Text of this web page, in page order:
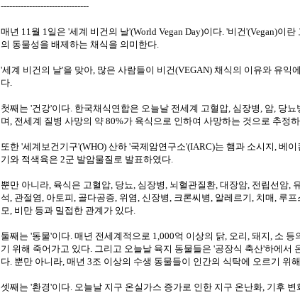
-------------------------------
매년 11월 1일은 '세계 비건의 날'(World Vegan Day)이다. '비건'(Vegan)이
의 동물성을 배제하는 채식을 의미한다.
'세계 비건의 날'을 맞아, 많은 사람들이 비건(VEGAN) 채식의 이유와 유익
다.
첫째는 '건강'이다. 한국채식연합은 오늘날 전세계 고혈압, 심장병, 암, 당
며, 전세계 질병 사망의 약 80%가 육식으로 인하여 사망하는 것으로 추정
또한 '세계보건기구'(WHO) 산하 '국제암연구소'(IARC)는 햄과 소시지, 베
기와 적색육은 2군 발암물질로 발표하였다.
뿐만 아니라, 육식은 고혈압, 당뇨, 심장병, 뇌혈관질환, 대장암, 전립선암,
석, 관절염, 아토피, 골다공증, 위염, 신장병, 크론씨병, 알레르기, 치매, 루
모, 비만 등과 밀접한 관계가 있다.
둘째는 '동물'이다. 매년 전세계적으로 1,000억 이상의 닭, 오리, 돼지, 소
기 위해 죽어가고 있다. 그리고 오늘날 육지 동물들은 '공장식 축산'하에서
다. 뿐만 아니라, 매년 3조 이상의 수생 동물들이 인간의 식탁에 오르기 위
셋째는 '환경'이다. 오늘날 지구 온실가스 증가로 인한 지구 온난화, 기후